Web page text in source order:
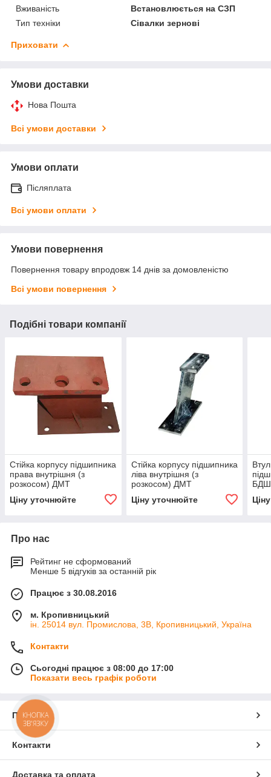
Вживаність
Встановлюється на СЗП
Тип техніки
Сівалки зернові
Приховати
Умови доставки
Нова Пошта
Всі умови доставки
Умови оплати
Післяплата
Всі умови оплати
Умови повернення
Повернення товару впродовж 14 днів за домовленістю
Всі умови повернення
Подібні товари компанії
Стійка корпусу підшипника
права внутрішня (з
розкосом) ДМТ
Ціну уточнюйте
Стійка корпусу підшипника
ліва внутрішня (з
розкосом) ДМТ
Ціну уточнюйте
Про нас
Рейтинг не сформований
Менше 5 відгуків за останній рік
Працює з 30.08.2016
м. Кропивницький
ін. 25014 вул. Промислова, 3В, Кропивницький, Україна
Контакти
Сьогодні працює з 08:00 до 17:00
Показати весь графік роботи
Про нас
Контакти
Доставка та оплата
КНОПКА
ЗВ'ЯЗКУ